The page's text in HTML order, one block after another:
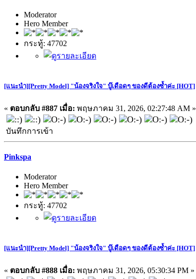
Moderator
Hero Member
กระทู้: 47702
[แนะนำ][Pretty Model] "น้องจริงใจ" บู๊เดือดๆ ของดีต้องซ้ำค่ะ [HOT]
« ตอบกลับ #887 เมื่อ: พฤษภาคม 31, 2026, 02:27:48 AM »
บันทึกการเข้า
Pinkspa
Moderator
Hero Member
กระทู้: 47702
[แนะนำ][Pretty Model] "น้องจริงใจ" บู๊เดือดๆ ของดีต้องซ้ำค่ะ [HOT]
« ตอบกลับ #888 เมื่อ: พฤษภาคม 31, 2026, 05:30:34 PM »